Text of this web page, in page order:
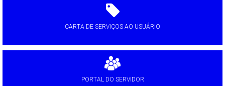
CARTA DE SERVIÇOS AO USUÁRIO
PORTAL DO SERVIDOR